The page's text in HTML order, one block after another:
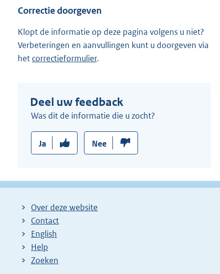
Correctie doorgeven
Klopt de informatie op deze pagina volgens u niet?
Verbeteringen en aanvullingen kunt u doorgeven via
het correctieformulier.
Deel uw feedback
Was dit de informatie die u zocht?
Ja Nee
Over deze website
Contact
English
Help
Zoeken